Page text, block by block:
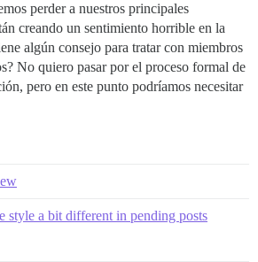
perder a nuestros principales
creando un sentimiento horrible en la
algún consejo para tratar con miembros
No quiero pasar por el proceso formal de
pero en este punto podríamos necesitar
style a bit different in pending posts